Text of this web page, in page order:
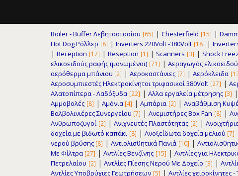
Boiler - Buffer Λεβητοστασίου [65] | Chesterfield [15] |
Hot Dog Ρόλλερ [8] | Inverters 220Volt -380Volt [18] |
| Reception [17] | Reseption [1] | Scanners [3] | Shock
ελικοειδούς ραφής (μονωμένοι) [71] | Αεραγωγός
αερόθερμα μπάνιου [2] | Αεροκαστάνιες [7] | Αερόκλειδα
Αεροσυμπιεστές Ηλεκτροκίνητοι τριφασικοί 380Volt [27] |
Αλατοπίπερα - Λαδόξυδα [22] | Αλλα εργαλεία μέτρησης [3] |
Αμμοβολές [8] | Αμόνια [4] | Αμπάρια [2] | Αναβάθμιση
Βαλβολινιέρες Συνεργείου [7] | Ανεμιστήρες Box Fan [8] |
Ανθρωποζυγοί [2] | Ανιχνευτές Πλαστότητας [2] |
δοχεία με βιδωτό καπάκι [8] | Ανοξείδωτα δοχεία μελιού [7]
νερού βρύσης [8] | Αντιολισθητικά Πανιά [10] |
Με Φίλτρα [27] | Αντλίες Βενζίνης [15] | Αντλίες για
Πετρελαίου [2] | Αντλίες Πίεσης Νερού Με Δοχείο [3] |
Αντλίες Υποβρύχιες Γεωτρήσεων [5] | Αντλίες χειροκίνητες